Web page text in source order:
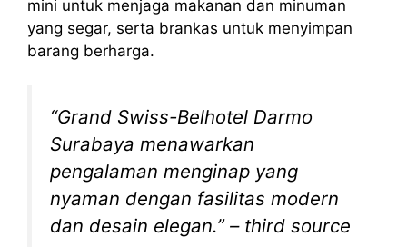
mini untuk menjaga makanan dan minuman
yang segar, serta brankas untuk menyimpan
barang berharga.
“Grand Swiss-Belhotel Darmo
Surabaya menawarkan
pengalaman menginap yang
nyaman dengan fasilitas modern
dan desain elegan.” – third source